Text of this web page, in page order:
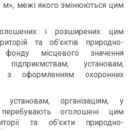
межі якого змінюються цим
і розширених цим
та об’єктів природно-
фонду місцевого значення
підприємствам, установам,
з оформленням охоронних
установам, організаціям, у
оголошені цим
та об’єкти природно-